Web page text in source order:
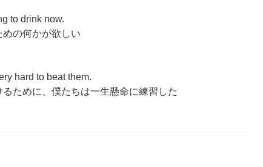
to drink now.
の何かが欲しい
hard to beat them.
ために、僕たちは一生懸命に練習した